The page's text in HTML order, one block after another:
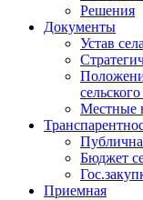
Решения
Документы
Устав села
Местные
Бюджет
Приемная